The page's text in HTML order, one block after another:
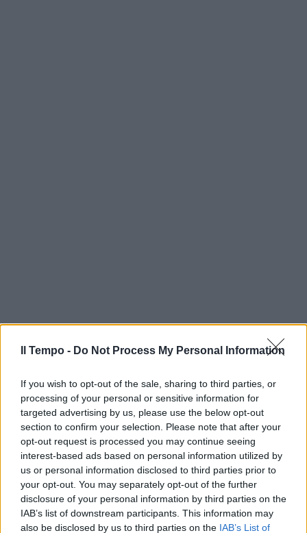
Il Tempo - Do Not Process My Personal Information
If you wish to opt-out of the sale, sharing to third parties, or
processing of your personal or sensitive information for
targeted advertising by us, please use the below opt-out
section to confirm your selection. Please note that after your
opt-out request is processed you may continue seeing
interest-based ads based on personal information utilized by
us or personal information disclosed to third parties prior to
your opt-out. You may separately opt-out of the further
disclosure of your personal information by third parties on the
IAB’s list of downstream participants. This information may
also be disclosed by us to third parties on the IAB’s List of